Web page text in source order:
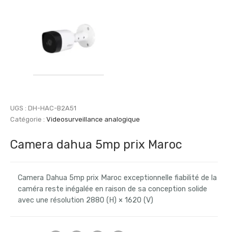
UGS : DH-HAC-B2A51
Catégorie : Videosurveillance analogique
Camera dahua 5mp prix Maroc
Camera Dahua 5mp prix Maroc exceptionnelle fiabilité de la
caméra reste inégalée en raison de sa conception solide
avec une résolution 2880 (H) × 1620 (V)